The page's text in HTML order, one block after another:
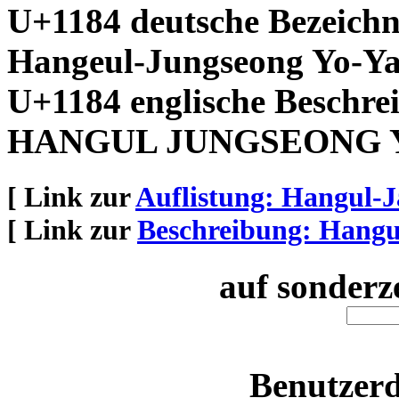
U+1184 deutsche
Hangeul-Jungseong Yo-
U+1184 englische
HANGUL JUNGSEONG
[ Link zurAuflistung: Hangul-
[ Link zurBeschreibung:
auf